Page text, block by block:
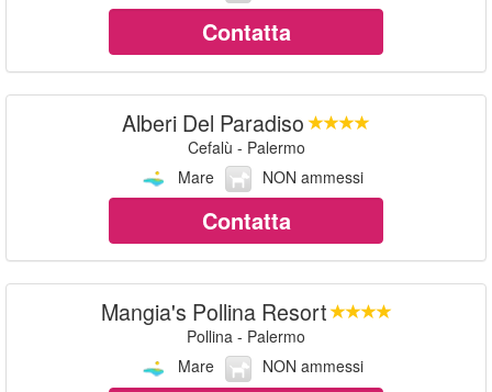
Contatta
Alberi Del Paradiso
Cefalù - Palermo
Mare
NON ammessi
Contatta
Mangia's Pollina Resort
Pollina - Palermo
Mare
NON ammessi